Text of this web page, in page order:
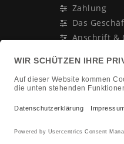
Zahlung
Das
Anschrift &
Newsletter
In Gedenken
Jürgen Duhn